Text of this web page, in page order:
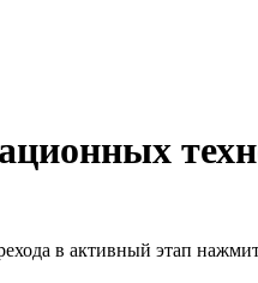
в активный этап